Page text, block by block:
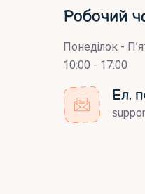
Робочий
Понеділок -
10:00 - 17:00
Ел.